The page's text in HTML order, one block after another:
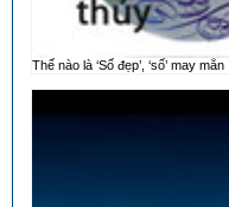
Thế nào là ‘Số đẹp’, ‘số’ may mắn